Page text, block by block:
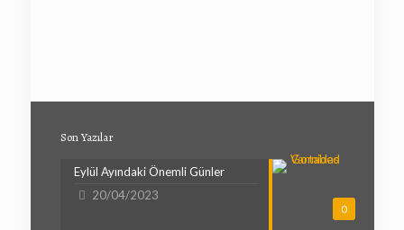
Son Yazılar
0
Eylül Ayındaki Önemli Günler
20/04/2023